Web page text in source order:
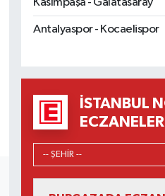
Antalyaspor - Kocaelispor
İSTANBUL
ECZANELER